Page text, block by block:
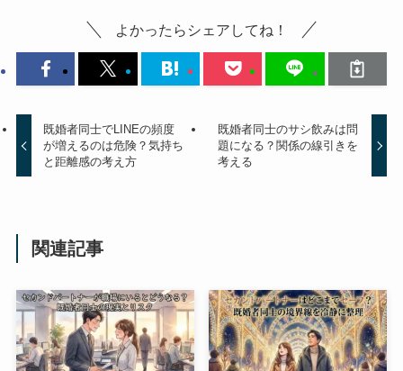
よかったらシェアしてね！
既婚者同士でLINEの頻度
が増えるのは危険？気持ち
と距離感の考え方
既婚者同士のサシ飲みは問
題になる？関係の線引きを
考える
関連記事